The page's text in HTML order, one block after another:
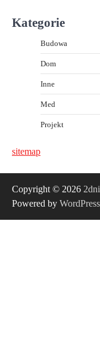
Kategorie
Budowa
Dom
Inne
Med
Projekt
sitemap
Copyright © 2026
Powered by WordPress